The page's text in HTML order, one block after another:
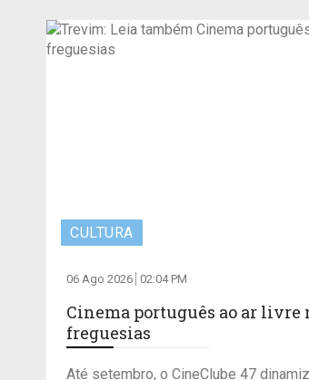
CULTURA
06 Ago 2026 02:04 PM
Cinema português ao ar livre
freguesias
Até setembro, o CineClube 47